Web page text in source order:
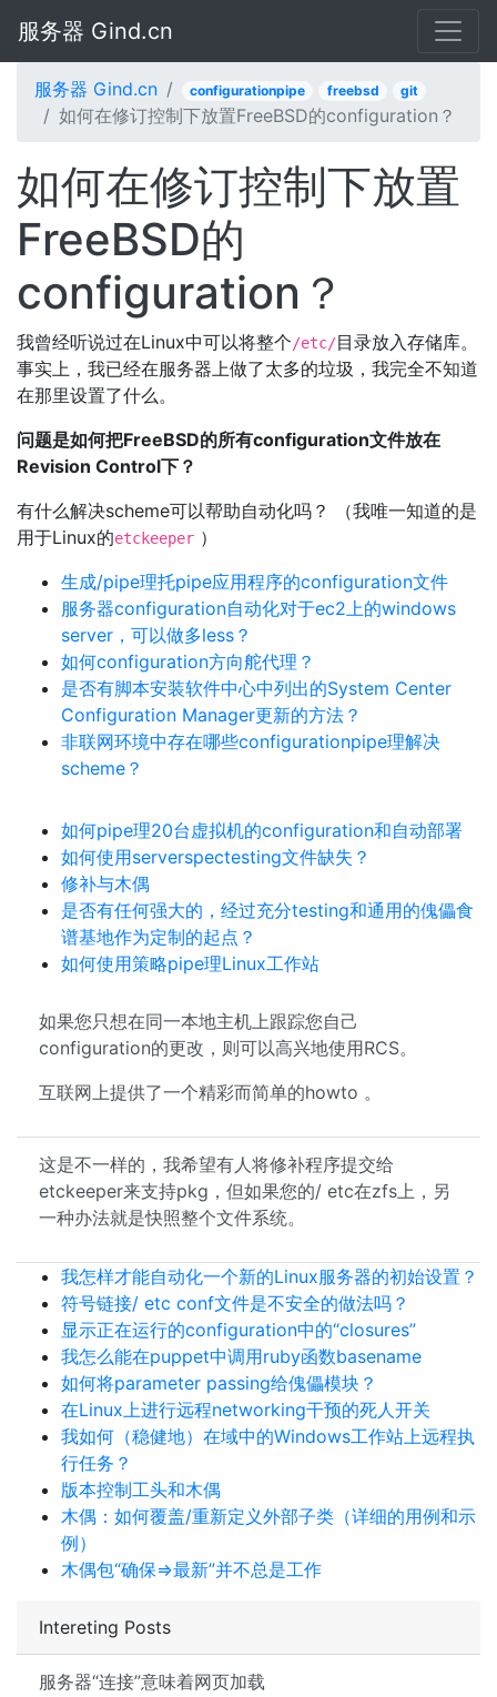
服务器 Gind.cn
服务器 Gind.cn configurationpipe freebsd git
如何在修订控制下放置FreeBSD的configuration？
Intereting Posts
服务器“连接”意味着网页加载
如何在修订控制下放置
FreeBSD的
configuration？
我曾经听说过在Linux中可以将整个/etc/目录放入存储库。
事实上，我已经在服务器上做了太多的垃圾，我完全不知道
在那里设置了什么。
问题是如何把FreeBSD的所有configuration文件放在
Revision Control下？
有什么解决scheme可以帮助自动化吗？ （我唯一知道的是
用于Linux的etckeeper ）
生成/pipe理托pipe应用程序的configuration文件
服务器configuration自动化对于ec2上的windows
server，可以做多less？
如何configuration方向舵代理？
是否有脚本安装软件中心中列出的System Center
Configuration Manager更新的方法？
非联网环境中存在哪些configurationpipe理解决
scheme？
如何pipe理20台虚拟机的configuration和自动部署
如何使用serverspectesting文件缺失？
修补与木偶
是否有任何强大的，经过充分testing和通用的傀儡食
谱基地作为定制的起点？
如何使用策略pipe理Linux工作站
如果您只想在同一本地主机上跟踪您自己
configuration的更改，则可以高兴地使用RCS。
互联网上提供了一个精彩而简单的howto 。
这是不一样的，我希望有人将修补程序提交给
etckeeper来支持pkg，但如果您的/ etc在zfs上，另
一种办法就是快照整个文件系统。
我怎样才能自动化一个新的Linux服务器的初始设置？
符号链接/ etc conf文件是不安全的做法吗？
显示正在运行的configuration中的“closures”
我怎么能在puppet中调用ruby函数basename
如何将parameter passing给傀儡模块？
在Linux上进行远程networking干预的死人开关
我如何（稳健地）在域中的Windows工作站上远程执
行任务？
版本控制工头和木偶
木偶：如何覆盖/重新定义外部子类（详细的用例和示
例）
木偶包“确保=>最新”并不总是工作